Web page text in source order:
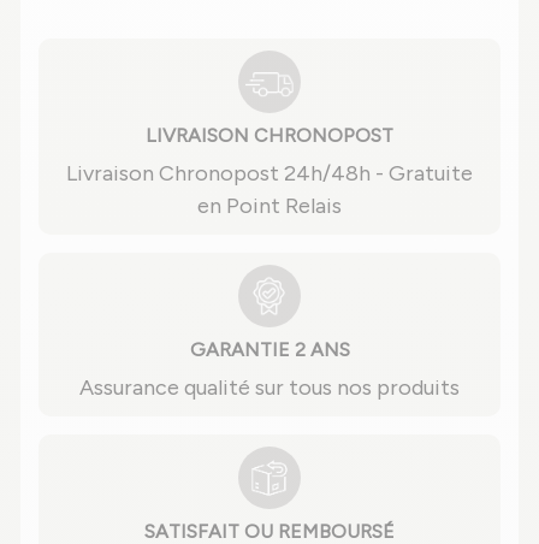
LIVRAISON CHRONOPOST
Livraison Chronopost 24h/48h - Gratuite
en Point Relais
GARANTIE 2 ANS
Assurance qualité sur tous nos produits
SATISFAIT OU REMBOURSÉ